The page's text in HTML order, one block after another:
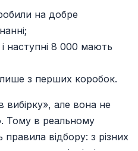
на добре
наступні 8 000 мають
лише з перших коробок.
вибірку», але вона не
Тому в реальному
відбору: з різних